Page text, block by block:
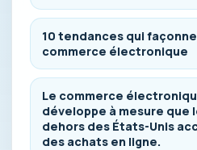
10 tendances qui
commerce électronique
Le commerce
développe à mesure que
dehors des États-Unis
des achats en ligne.